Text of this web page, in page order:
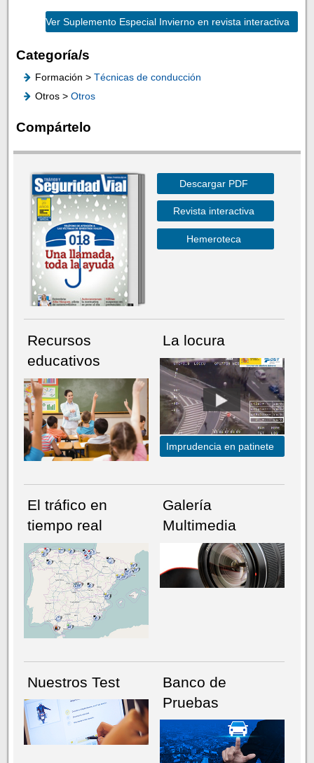
Ver Suplemento Especial Invierno en revista interactiva
Categoría/s
Formación > Técnicas de conducción
Otros > Otros
Compártelo
NÚMERO ACTUALHEMEROTECA
Descargar PDF
Revista interactiva
Hemeroteca
Recursos
educativos
La locura
Imprudencia en patinete
El tráfico en
tiempo real
Galería
Multimedia
Nuestros Test
Banco de
Pruebas